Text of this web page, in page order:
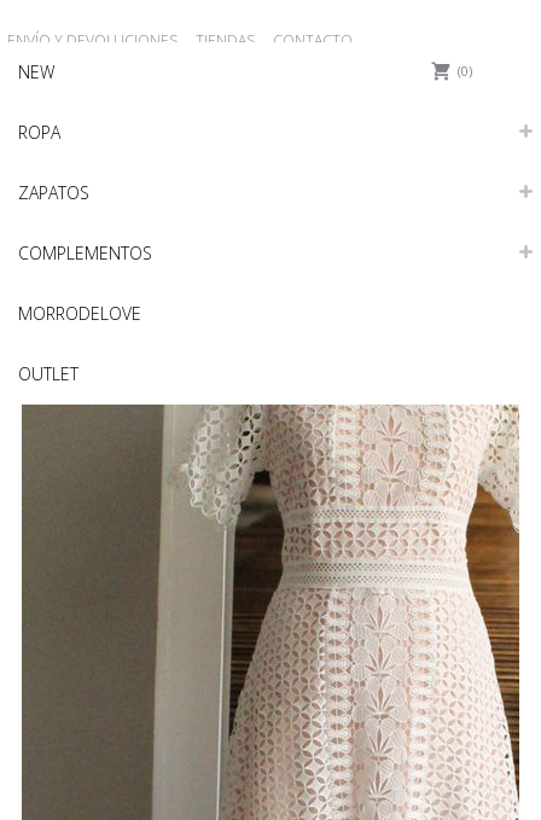
0
ENVÍO Y DEVOLUCIONES TIENDAS CONTACTO
NEW
ROPA
ZAPATOS
COMPLEMENTOS
MORRODELOVE
OUTLET